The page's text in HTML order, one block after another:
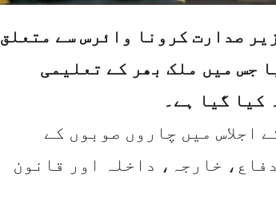
صدارت کرونا وائرس سے متعلق
جس میں ملک بھر کے تعلیمی
اجلاس میں چاروں صوبوں کے
خارجہ، داخلہ اور قانون